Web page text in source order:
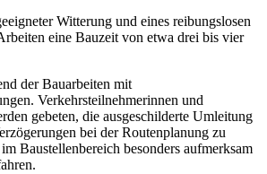
Witterung und eines reibungslosen
eine Bauzeit von etwa drei bis vier
der Bauarbeiten mit
Verkehrsteilnehmerinnen und
gebeten, die ausgeschilderte Umleitung
bei der Routenplanung zu
Baustellenbereich besonders aufmerksam